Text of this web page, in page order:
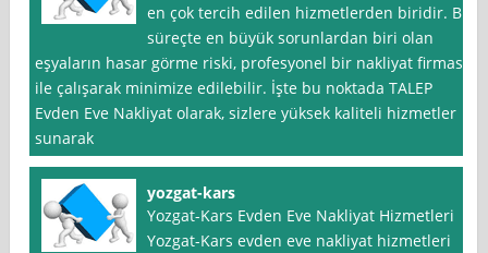
en çok tercih edilen hizmetlerden biridir. Bu
süreçte en büyük sorunlardan biri olan
eşyaların hasar görme riski, profesyonel bir nakliyat firması
ile çalışarak minimize edilebilir. İşte bu noktada TALEP
Evden Eve Nakliyat olarak, sizlere yüksek kaliteli hizmetler
sunarak
yozgat-kars
Yozgat-Kars Evden Eve Nakliyat Hizmetleri
Yozgat-Kars evden eve nakliyat hizmetleri